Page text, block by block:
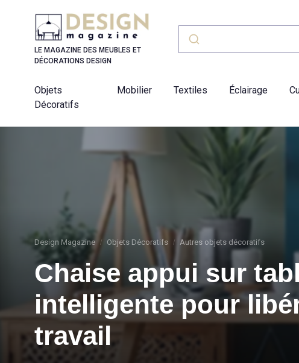
LE MAGAZINE DES MEUBLES ET
DÉCORATIONS DESIGN
Objets
Décoratifs
Mobilier Textiles Éclairage
Design Magazine Objets Décoratifs Autres objets décoratifs
Chaise appui sur
intelligente pour
travail